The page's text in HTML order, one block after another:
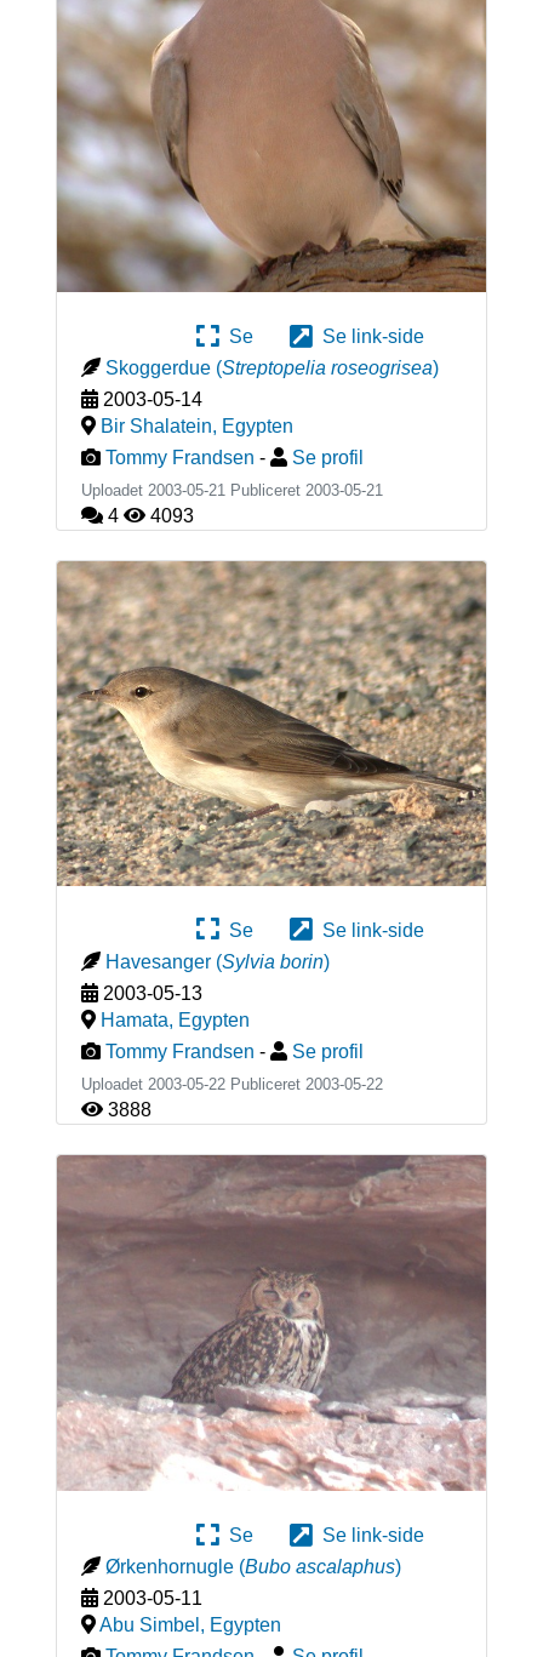
Se
Se link-side
Skoggerdue (Streptopelia roseogrisea)
2003-05-14
Bir Shalatein, Egypten
Tommy Frandsen - Se profil
Uploadet 2003-05-21 Publiceret 2003-05-21
4 4093
Se
Se link-side
Havesanger (Sylvia borin)
2003-05-13
Hamata, Egypten
Tommy Frandsen - Se profil
Uploadet 2003-05-22 Publiceret 2003-05-22
3888
Se
Se link-side
Ørkenhornugle (Bubo ascalaphus)
2003-05-11
Abu Simbel , Egypten